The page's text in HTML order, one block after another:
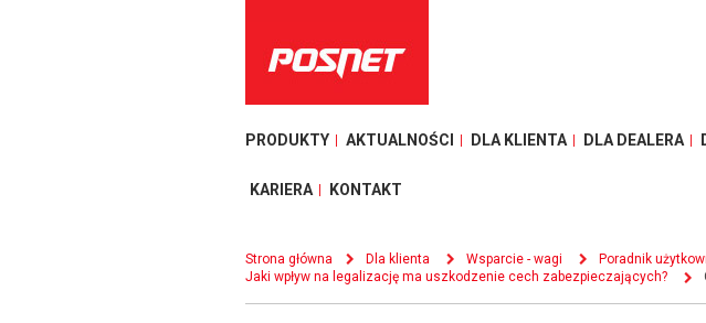
PRODUKTY AKTUALNOŚCI DLA KLIENTA DLA DEALERA
KARIERA KONTAKT
Strona główna Dla klienta Wsparcie - wagi Poradnik
Jaki wpływ na legalizację ma uszkodzenie cech zabezpieczających?